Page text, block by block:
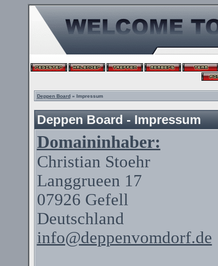
Deppen Board» Impressum
Deppen Board - Impressum
Domaininhaber:
Christian Stoehr
Langgrueen 17
07926 Gefell
Deutschland
info@deppenvomdorf.de